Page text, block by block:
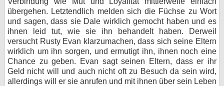
übergehen. Letztendlich melden sich die Füchse zu Wort
und sagen, dass sie Dale wirklich gemocht haben und es
ihnen leid tut, wie sie ihn behandelt haben. Derweil
versucht Rusty Evan klarzumachen, dass sich seine Eltern
wirklich um ihn sorgen, und ermutigt ihn, ihnen noch eine
Chance zu geben. Evan sagt seinen Eltern, dass er ihr
Geld nicht will und auch nicht oft zu Besuch da sein wird,
allerdings will er sie anrufen und mit ihnen über sein Leben